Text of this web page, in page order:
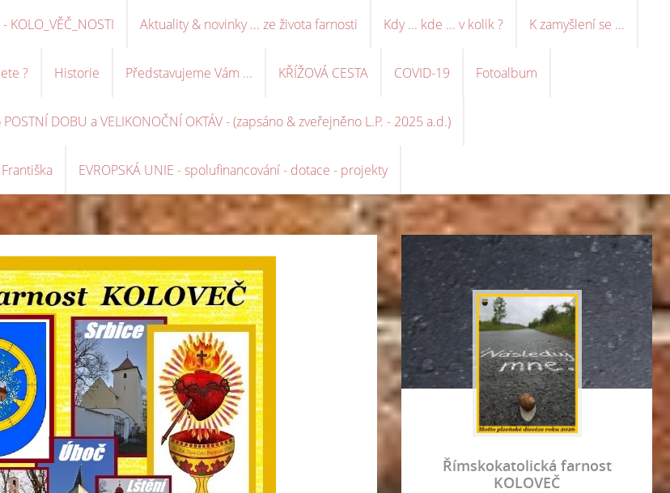
KOLO_VĚČ_NOSTI Aktuality & novinky ... ze života farnosti Kdy ... kde ... v kolik ? K zamyšlení se ...
? Historie Představujeme Vám ... KŘÍŽOVÁ CESTA COVID-19 Fotoalbum
DOBU a VELIKONOČNÍ OKTÁV - (zapsáno & zveřejněno L.P. - 2025 a.d.)
EVROPSKÁ UNIE - spolufinancování - dotace - projekty
Římskokatolická farnost
KOLOVEČ